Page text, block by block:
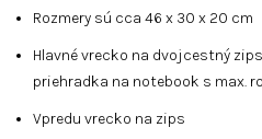
Rozmery sú cca 46 x 30 x 20 cm
Hlavné vrecko na dvojcestný
priehradka na notebook s max.
Vpredu vrecko na zips